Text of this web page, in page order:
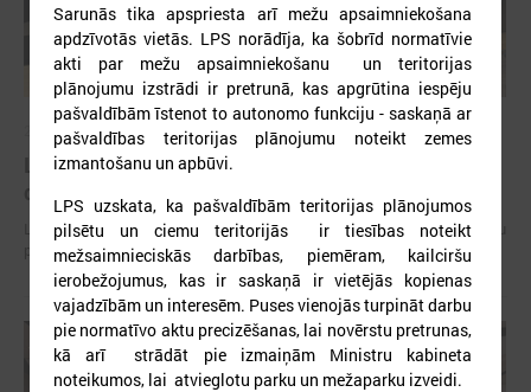
2026. gada 15. jūlijs
LPS: Interaktīvā karte vienkopus parāda plašu un
detalizētu informāciju par skolu tīklu Latvijā
LPS: Interaktīvā karte vienkopus parāda plašu un detalizētu informāciju
par skolu tīklu Latvijā
Sarunās tika apspriesta arī mežu apsaimniekošana
apdzīvotās vietās. LPS norādīja, ka šobrīd normatīvie
akti par mežu apsaimniekošanu un teritorijas
plānojumu izstrādi ir pretrunā, kas apgrūtina iespēju
pašvaldībām īstenot to autonomo funkciju - saskaņā ar
pašvaldības teritorijas plānojumu noteikt zemes
izmantošanu un apbūvi.
LPS uzskata, ka pašvaldībām teritorijas plānojumos
pilsētu un ciemu teritorijās ir tiesības noteikt
mežsaimnieciskās darbības, piemēram, kailciršu
ierobežojumus, kas ir saskaņā ir vietējās kopienas
vajadzībām un interesēm. Puses vienojās turpināt darbu
pie normatīvo aktu precizēšanas, lai novērstu pretrunas,
kā arī strādāt pie izmaiņām Ministru kabineta
noteikumos, lai atvieglotu parku un mežaparku izveidi.